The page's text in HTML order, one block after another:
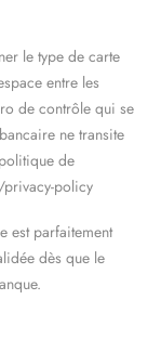
le type de carte
entre les
de contrôle qui se
ne transite
de
policy
est parfaitement
dès que le